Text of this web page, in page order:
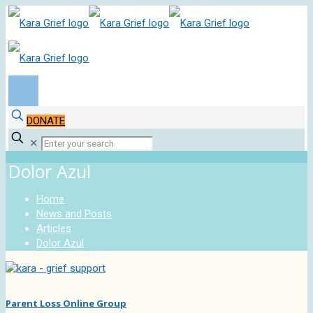
DONATE
✕
Dolor Azul
Home
News and Posts
Articles
Dolor Azul
Parent Loss Online Group